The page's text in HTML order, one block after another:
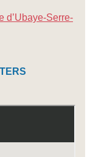
d’Ubaye-Serre-